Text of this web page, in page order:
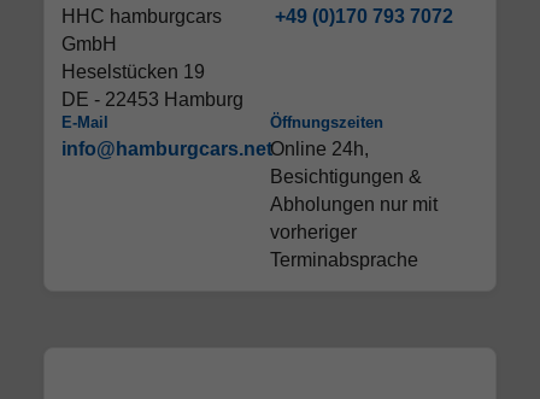
HHC hamburgcars
GmbH
Heselstücken 19
DE - 22453 Hamburg
+49 (0)170 793 7072
E-Mail
info@hamburgcars.net
Öffnungszeiten
Online 24h,
Besichtigungen &
Abholungen nur mit
vorheriger
Terminabsprache